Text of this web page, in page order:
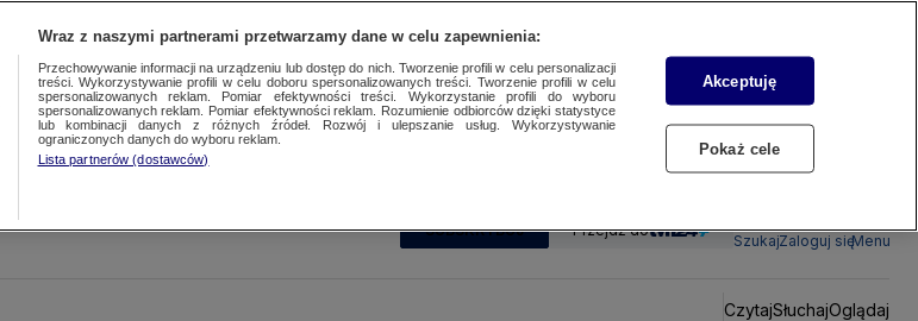
SUBSKRYBUJ Przejdź do
SzukajZaloguj sięMenu
CzytajSłuchajOglądaj
Wraz z naszymi partnerami przetwarzamy dane w celu zapewnienia:
Przechowywanie informacji na urządzeniu lub dostęp do nich. Tworzenie profili w celu personalizacji
treści. Wykorzystywanie profili w celu doboru spersonalizowanych treści. Tworzenie profili w celu
spersonalizowanych reklam. Pomiar efektywności treści. Wykorzystanie profili do wyboru
spersonalizowanych reklam. Pomiar efektywności reklam. Rozumienie odbiorców dzięki statystyce
lub kombinacji danych z różnych źródeł. Rozwój i ulepszanie usług. Wykorzystywanie
ograniczonych danych do wyboru reklam.
Lista partnerów (dostawców)
Akceptuję
Pokaż cele